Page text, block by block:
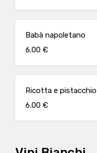
Babà napoletano
6.00 €
Ricotta e pistacchio
6.00 €